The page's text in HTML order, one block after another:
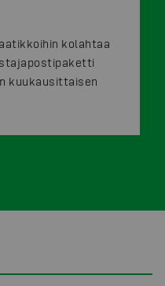
kolahtaa
kuukausittaisen